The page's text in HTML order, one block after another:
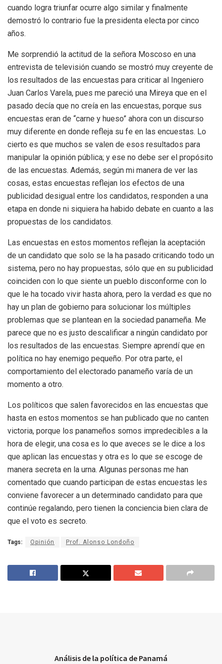
cuando logra triunfar ocurre algo similar y finalmente
demostró lo contrario fue la presidenta electa por cinco
años.
Me sorprendió la actitud de la señora Moscoso en una
entrevista de televisión cuando se mostró muy creyente de
los resultados de las encuestas para criticar al Ingeniero
Juan Carlos Varela, pues me pareció una Mireya que en el
pasado decía que no creía en las encuestas, porque sus
encuestas eran de “carne y hueso” ahora con un discurso
muy diferente en donde refleja su fe en las encuestas. Lo
cierto es que muchos se valen de esos resultados para
manipular la opinión pública; y ese no debe ser el propósito
de las encuestas. Además, según mi manera de ver las
cosas, estas encuestas reflejan los efectos de una
publicidad desigual entre los candidatos, responden a una
etapa en donde ni siquiera ha habido debate en cuanto a las
propuestas de los candidatos.
Las encuestas en estos momentos reflejan la aceptación
de un candidato que solo se la ha pasado criticando todo un
sistema, pero no hay propuestas, sólo que en su publicidad
coinciden con lo que siente un pueblo disconforme con lo
que le ha tocado vivir hasta ahora, pero la verdad es que no
hay un plan de gobierno para solucionar los múltiples
problemas que se plantean en la sociedad panameña. Me
parece que no es justo descalificar a ningún candidato por
los resultados de las encuestas. Siempre aprendí que en
política no hay enemigo pequeño. Por otra parte, el
comportamiento del electorado panameño varía de un
momento a otro.
Los políticos que salen favorecidos en las encuestas que
hasta en estos momentos se han publicado que no canten
victoria, porque los panameños somos impredecibles a la
hora de elegir, una cosa es lo que aveces se le dice a los
que aplican las encuestas y otra es lo que se escoge de
manera secreta en la urna. Algunas personas me han
comentado que cuando participan de estas encuestas les
conviene favorecer a un determinado candidato para que
continúe regalando, pero tienen la conciencia bien clara de
que el voto es secreto.
Tags: Opinión Prof. Alonso Londoño
Análisis de la política de Panamá